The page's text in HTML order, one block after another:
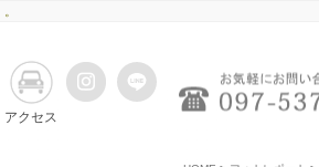
アクセス